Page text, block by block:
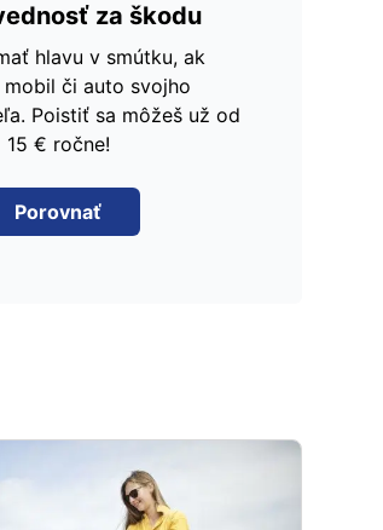
za škodu
hlavu v smútku, ak
či auto svojho
Poistiť sa môžeš už od
15 € ročne!
Porovnať